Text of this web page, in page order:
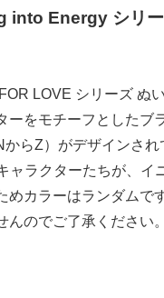
into Energy シリ
LOVE シリーズ
ーをモチーフとした
らZ）がデザインさ
ャラクターたちが、
カラーはランダムです
のでご了承ください。